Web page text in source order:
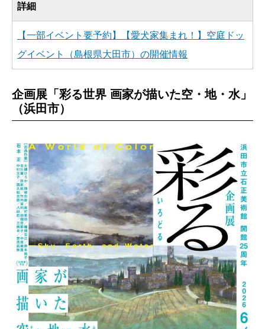
詳細
【一部イベント要予約】【愛犬家集まれ！】空庭ドッ
グイベント（島根県大田市）の開催情報
企画展「彩る世界 画家が描いた空・地・水」
（浜田市）